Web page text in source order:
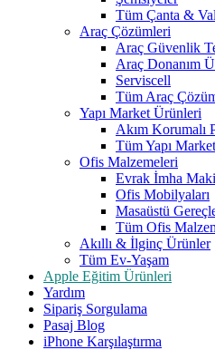
Tüm Çanta &
Araç Çözümleri
Araç Güvenlik
Araç Donanım
Serviscell
Tüm Araç
Yapı Market Ürünleri
Akım Korumalı
Tüm Yapı
Ofis Malzemeleri
Evrak İmha
Ofis Mobilyaları
Masaüstü
Tüm Ofis
Akıllı & İlginç Ürünler
Tüm Ev-Yaşam
Apple Eğitim Ürünleri
Yardım
Sipariş Sorgulama
Pasaj Blog
iPhone Karşılaştırma